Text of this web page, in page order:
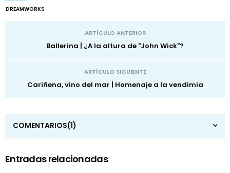
DREAMWORKS
ARTÍCULO ANTERIOR
Ballerina | ¿A la altura de "John Wick"?
ARTÍCULO SIGUIENTE
Cariñena, vino del mar | Homenaje a la vendimia
COMENTARIOS(1)
Entradas relacionadas